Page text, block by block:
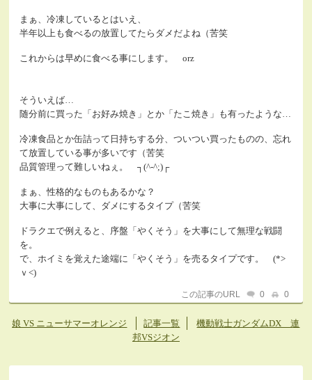
まぁ、冷凍しているとはいえ、
半年以上も食べるの放置してたらダメだよね（苦笑
これからは早めに食べる事にします。 orz
そういえば…
随分前に買った「お好み焼き」とか「たこ焼き」も有ったような…
冷凍食品とか缶詰って日持ちする分、ついつい買ったものの、忘れ
て放置している事が多いです（苦笑
品質管理って難しいねぇ。 ┐(^-^;)┌
まぁ、性格的なものもあるかな？
大事に大事にして、ダメにするタイプ（苦笑
ドラクエで例えると、序盤「やくそう」を大事にして無理な戦闘
を。
で、ホイミを覚えた途端に「やくそう」を売るタイプです。 (*>
ｖ<)
この記事のURL 0 0
娘 VS ニューサマーオレンジ 記事一覧
機動戦士ガンダムDX 連
邦VSジオン